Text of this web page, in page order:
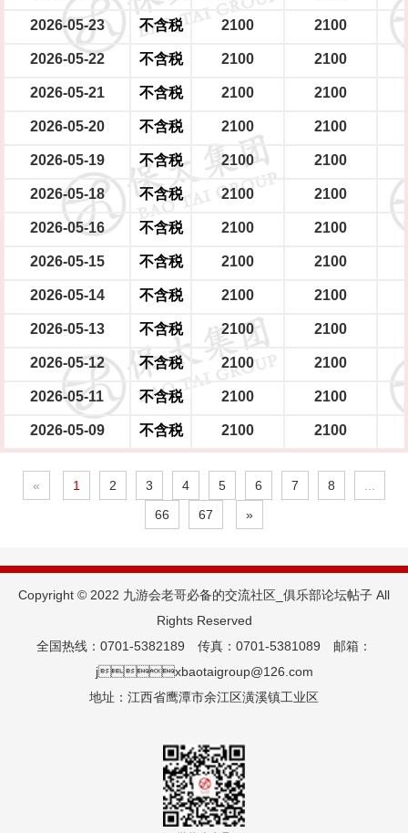
2026-05-23 不含税 2100 2100
2026-05-22 不含税 2100 2100
2026-05-21 不含税 2100 2100
2026-05-20 不含税 2100 2100
2026-05-19 不含税 2100 2100
2026-05-18 不含税 2100 2100
2026-05-16 不含税 2100 2100
2026-05-15 不含税 2100 2100
2026-05-14 不含税 2100 2100
2026-05-13 不含税 2100 2100
2026-05-12 不含税 2100 2100
2026-05-11 不含税 2100 2100
2026-05-09 不含税 2100 2100
« 1 2 3 4 5 6 7 8
66
67 »
Copyright © 2022 九游会老哥必备的交流社区_俱乐部论坛帖子 All
Rights Reserved
全国热线：0701-5382189 传真：0701-5381089 邮箱：
jxbaotaigroup@126.com
地址：江西省鹰潭市余江区潢溪镇工业区